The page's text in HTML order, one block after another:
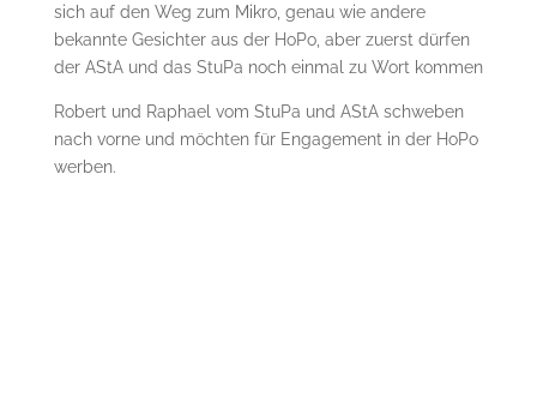
sich auf den Weg zum Mikro, genau wie andere
bekannte Gesichter aus der HoPo, aber zuerst dürfen
der AStA und das StuPa noch einmal zu Wort kommen
Robert und Raphael vom StuPa und AStA schweben
nach vorne und möchten für Engagement in der HoPo
werben.